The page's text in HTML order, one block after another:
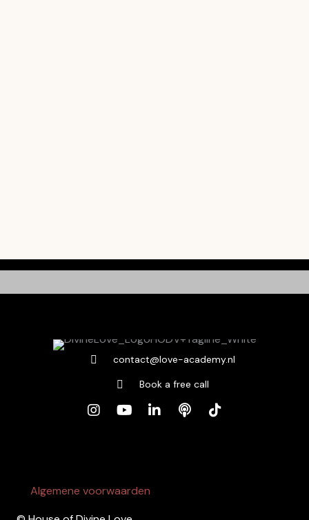
contact@love-academy.nl
Book a free call
Algemene voorwaarden